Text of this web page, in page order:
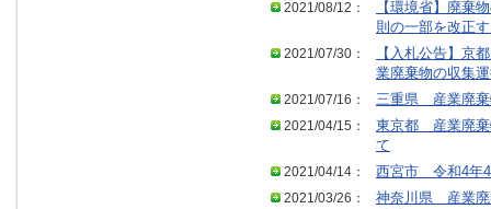
2021/08/12：
【環境省】廃棄
則の一部を改正
2021/07/30：
【入札公告】京
業廃棄物の収集
2021/07/16：
三重県 産業廃棄
2021/04/15：
東京都 産業廃棄
て
2021/04/14：
西宮市 令和4年4
2021/03/26：
神奈川県 産業廃